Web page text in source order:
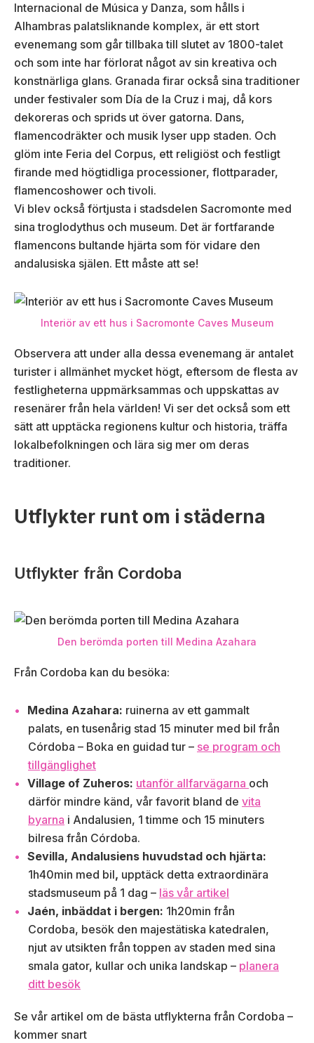
Internacional de Música y Danza, som hålls i
Alhambras palatsliknande komplex, är ett stort
evenemang som går tillbaka till slutet av 1800-talet
och som inte har förlorat något av sin kreativa och
konstnärliga glans. Granada firar också sina traditioner
under festivaler som Día de la Cruz i maj, då kors
dekoreras och sprids ut över gatorna. Dans,
flamencodräkter och musik lyser upp staden. Och
glöm inte Feria del Corpus, ett religiöst och festligt
firande med högtidliga processioner, flottparader,
flamencoshower och tivoli.
Vi blev också förtjusta i stadsdelen Sacromonte med
sina troglodythus och museum. Det är fortfarande
flamencons bultande hjärta som för vidare den
andalusiska själen. Ett måste att se!
Interiör av ett hus i Sacromonte Caves Museum
Observera att under alla dessa evenemang är antalet
turister i allmänhet mycket högt, eftersom de flesta av
festligheterna uppmärksammas och uppskattas av
resenärer från hela världen! Vi ser det också som ett
sätt att upptäcka regionens kultur och historia, träffa
lokalbefolkningen och lära sig mer om deras
traditioner.
Utflykter runt om i städerna
Utflykter från Cordoba
Den berömda porten till Medina Azahara
Från Cordoba kan du besöka:
Medina Azahara: ruinerna av ett gammalt
palats, en tusenårig stad 15 minuter med bil från
Córdoba – Boka en guidad tur – se program och
tillgänglighet
Village of Zuheros: utanför allfarvägarna och
därför mindre känd, vår favorit bland de vita
byarna i Andalusien, 1 timme och 15 minuters
bilresa från Córdoba.
Sevilla, Andalusiens huvudstad och hjärta:
1h40min med bil, upptäck detta extraordinära
stadsmuseum på 1 dag – läs vår artikel
Jaén, inbäddat i bergen: 1h20min från
Cordoba, besök den majestätiska katedralen,
njut av utsikten från toppen av staden med sina
smala gator, kullar och unika landskap – planera
ditt besök
Se vår artikel om de bästa utflykterna från Cordoba –
kommer snart